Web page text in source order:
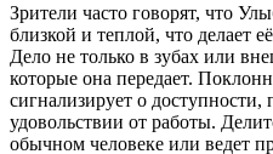
Зрители часто говорят, что
близкой и теплой, что делает
Дело не только в зубах или
которые она передает.
сигнализирует о
удовольствии от работы.
обычном человеке или ведет